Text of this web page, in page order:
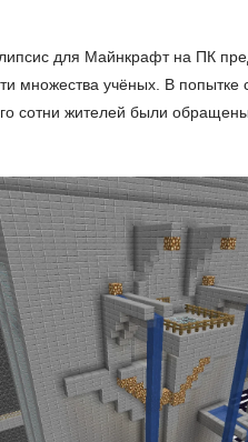
для Майнкрафт на ПК
множества учёных. В попытке
сотни жителей были